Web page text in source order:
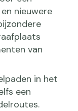
nieuwere
van
in het
een